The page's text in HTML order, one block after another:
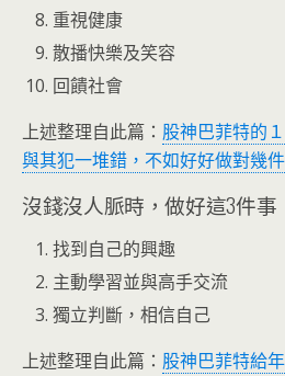
重視健康
散播快樂及笑容
回饋社會
上述整理自此篇： 股神巴菲特的
與其犯一堆錯，不如好好做對幾
沒錢沒人脈時，做好這3件事
找到自己的興趣
主動學習並與高手交流
獨立判斷，相信自己
上述整理自此篇： 股神巴菲特給